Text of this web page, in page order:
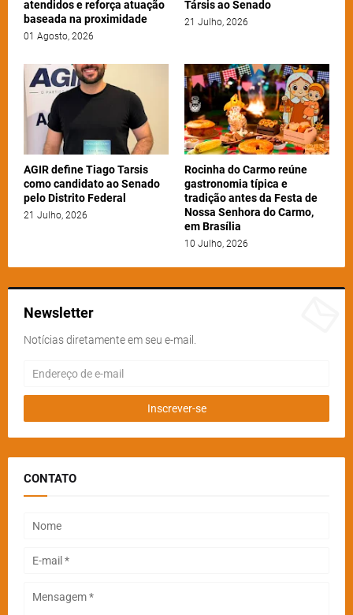
atendidos e reforça atuação
baseada na proximidade
01 Agosto, 2026
Társis ao Senado
21 Julho, 2026
AGIR define Tiago Tarsis
como candidato ao Senado
pelo Distrito Federal
21 Julho, 2026
Rocinha do Carmo reúne
gastronomia típica e
tradição antes da Festa de
Nossa Senhora do Carmo,
em Brasília
10 Julho, 2026
Newsletter
Notícias diretamente em seu e-mail.
CONTATO